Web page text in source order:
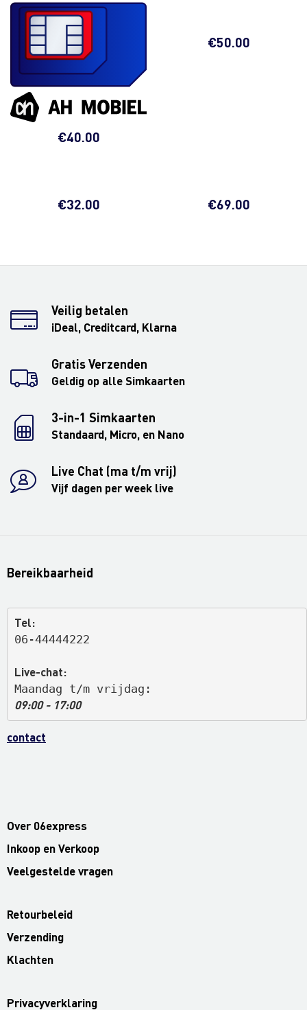
€40.00
€50.00
€32.00 €69.00
Veilig betalen
iDeal, Creditcard, Klarna
Gratis Verzenden
Geldig op alle Simkaarten
3-in-1 Simkaarten
Standaard, Micro, en Nano
Live Chat (ma t/m vrij)
Vijf dagen per week live
Bereikbaarheid
Tel:
06-44444222
Live-chat:
Maandag t/m vrijdag:
09:00 - 17:00
contact
Over 06express
Inkoop en Verkoop
Veelgestelde vragen
Retourbeleid
Verzending
Klachten
Privacyverklaring